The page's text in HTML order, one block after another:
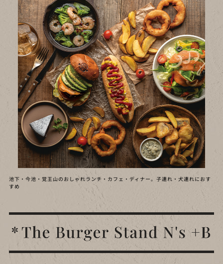
池下・今池・覚王山のおしゃれランチ・カフェ・ディナー。子連れ・犬連れにおす
すめ